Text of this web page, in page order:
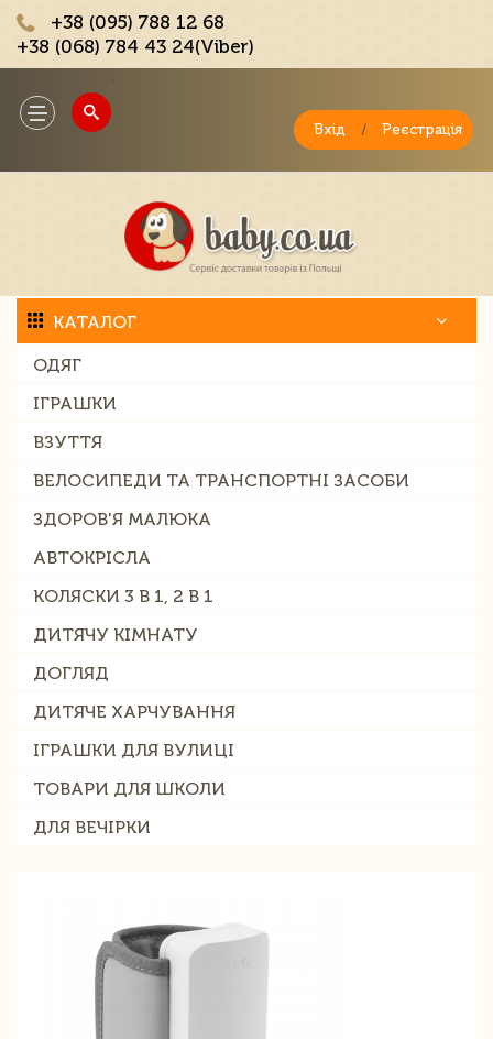
+38 (095) 788 12 68
+38 (068) 784 43 24(Viber)
Toggle
navigation
Вхід / Реєстрація
КАТАЛОГ
ОДЯГ
ІГРАШКИ
ВЗУТТЯ
ВЕЛОСИПЕДИ ТА ТРАНСПОРТНІ ЗАСОБИ
ЗДОРОВ'Я МАЛЮКА
АВТОКРІСЛА
КОЛЯСКИ 3 В 1, 2 В 1
ДИТЯЧУ КІМНАТУ
ДОГЛЯД
ДИТЯЧЕ ХАРЧУВАННЯ
ІГРАШКИ ДЛЯ ВУЛИЦІ
ТОВАРИ ДЛЯ ШКОЛИ
ДЛЯ ВЕЧІРКИ